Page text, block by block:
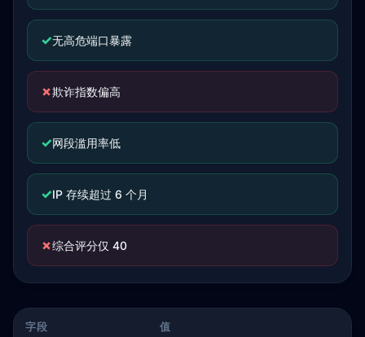
✓无高危端口暴露
✗欺诈指数偏高
✓网段滥用率低
✓IP 存续超过 6 个月
✗综合评分仅 40
字段 值